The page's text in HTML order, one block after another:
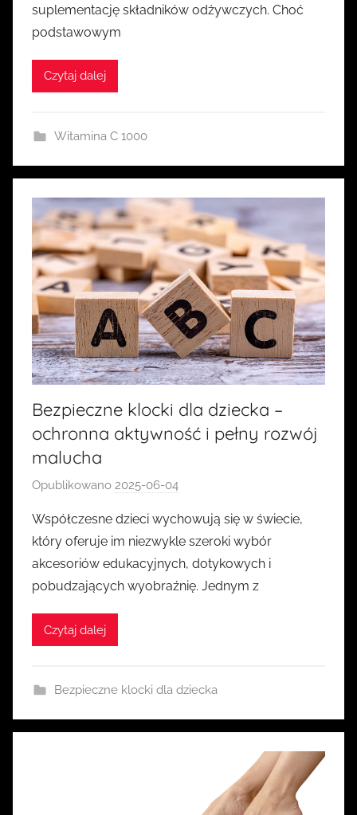
k
suplementację składników odżywczych. Choć
podstawowym
Czytaj dalej
Witamina C 1000
Bezpieczne klocki dla dziecka –
ochronna aktywność i pełny rozwój
malucha
Opublikowano 2025-06-04
z
e
z
k
Współczesne dzieci wychowują się w świecie,
który oferuje im niezwykle szeroki wybór
akcesoriów edukacyjnych, dotykowych i
pobudzających wyobraźnię. Jednym z
Czytaj dalej
Bezpieczne klocki dla dziecka